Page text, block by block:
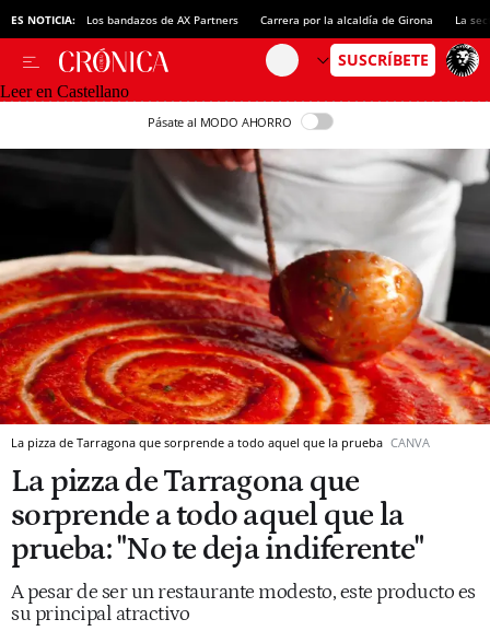
ES NOTICIA: Los bandazos de AX Partners Carrera por la alcaldía de Girona La
Leer en Castellano
Pásate al MODO AHORRO
La pizza de Tarragona que sorprende a todo aquel que la prueba CANVA
La pizza de Tarragona que
sorprende a todo aquel que la
prueba: "No te deja indiferente"
A pesar de ser un restaurante modesto, este producto es
su principal atractivo